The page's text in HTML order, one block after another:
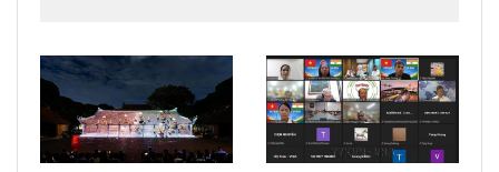
presidente de la Asamblea Nacional de Laos.